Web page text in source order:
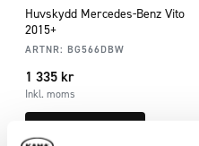
Huvskydd Mercedes-Benz Vito
2015+
ARTNR: BG566DBW
1 335 kr
Inkl. moms